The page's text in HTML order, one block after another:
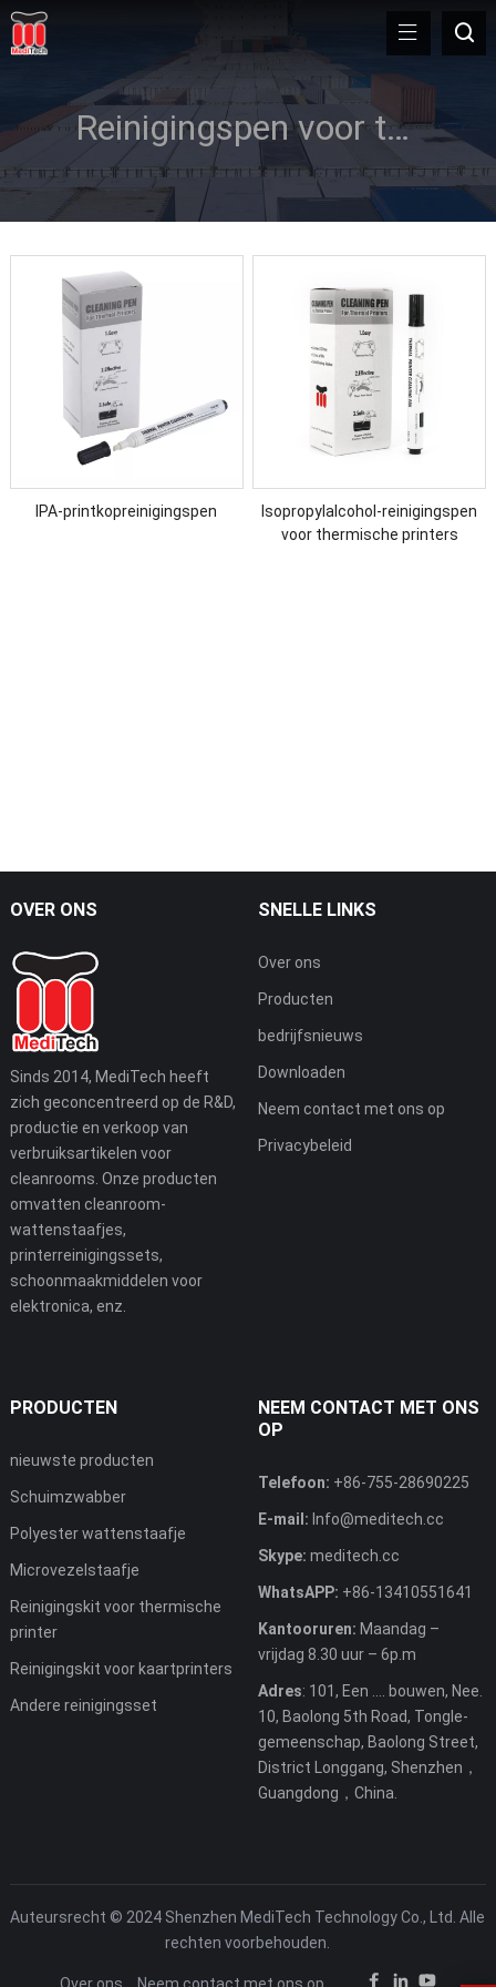
Reinigingspen voor thermische printkoppen
IPA-printkopreinigingspen
Isopropylalcohol-reinigingspen
voor thermische printers
OVER ONS
Sinds 2014, MediTech heeft
zich geconcentreerd op de R&D,
productie en verkoop van
verbruiksartikelen voor
cleanrooms. Onze producten
omvatten cleanroom-
wattenstaafjes,
printerreinigingssets,
schoonmaakmiddelen voor
elektronica, enz.
SNELLE LINKS
Over ons
Producten
bedrijfsnieuws
Downloaden
Neem contact met ons op
Privacybeleid
PRODUCTEN
nieuwste producten
Schuimzwabber
Polyester wattenstaafje
Microvezelstaafje
Reinigingskit voor thermische
printer
Reinigingskit voor kaartprinters
Andere reinigingsset
NEEM CONTACT MET ONS
OP
Telefoon: +86-755-28690225
E-mail: Info@meditech.cc
Skype: meditech.cc
WhatsAPP: +86-13410551641
Kantooruren: Maandag –
vrijdag 8.30 uur – 6p.m
Adres: 101, Een .... bouwen, Nee.
10, Baolong 5th Road, Tongle-
gemeenschap, Baolong Street,
District Longgang, Shenzhen，
Guangdong，China.
Auteursrecht © 2024 Shenzhen MediTech Technology Co., Ltd. Alle
rechten voorbehouden.
Over ons Neem contact met ons op